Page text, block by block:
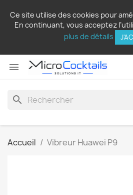
Ce site utilise des cookies pour
En continuant, vous acceptez
plus de détails

search
Accueil Vibreur Huawei P9